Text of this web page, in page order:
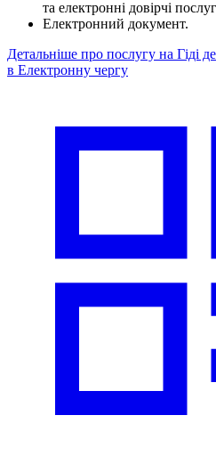
та електронні довірчі
Електронний документ.
Детальніше про послугу на Гіді
в Електронну чергу